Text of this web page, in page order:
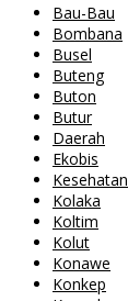
Bau-Bau
Bombana
Busel
Buteng
Buton
Butur
Daerah
Ekobis
Kesehatan
Kolaka
Koltim
Kolut
Konawe
Konkep